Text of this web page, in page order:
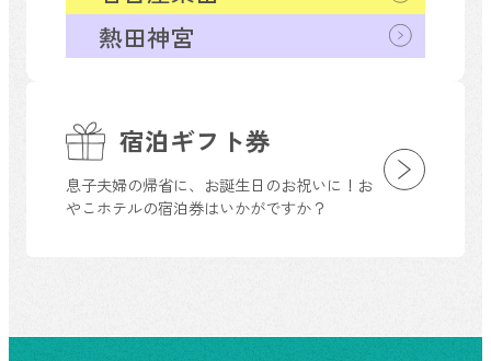
宿泊ギフト券
息子夫婦の帰省に、お誕生日のお祝いに！お
やこホテルの宿泊券はいかがですか？
熱田神宮